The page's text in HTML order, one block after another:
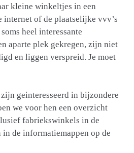
kleine winkeltjes in een
internet of de plaatselijke vvv’s
heel interessante
aparte plek gekregen, zijn niet
en liggen verspreid. Je moet
zijn geinteresseerd in bijzondere
we voor hen een overzicht
fabriekswinkels in de
de informatiemappen op de